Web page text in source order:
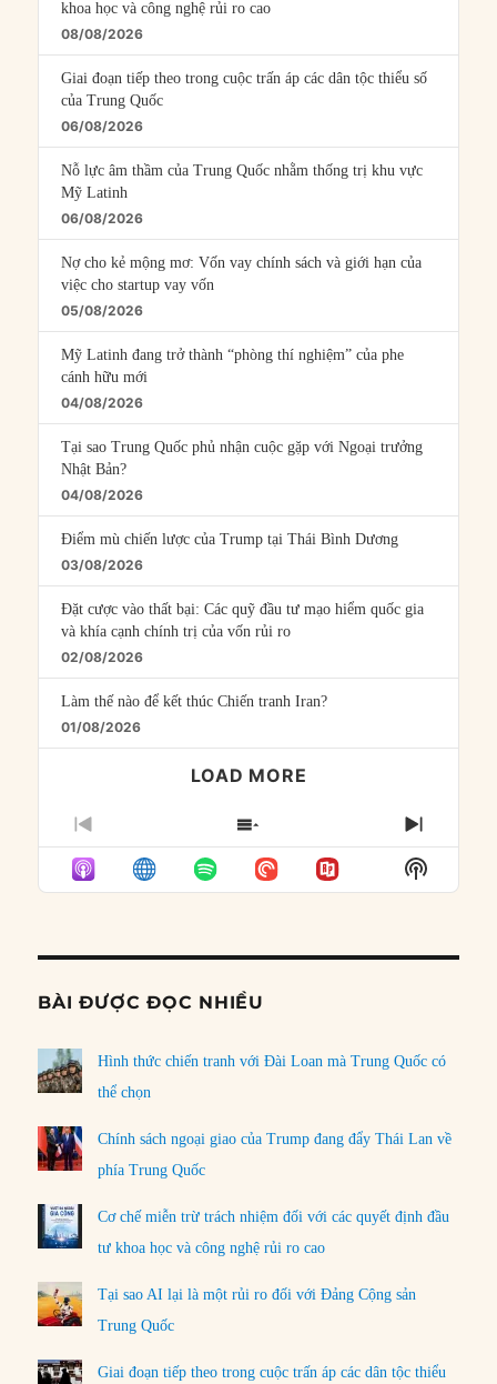
khoa học và công nghệ rủi ro cao
08/08/2026
Giai đoạn tiếp theo trong cuộc trấn áp các dân tộc thiểu số
của Trung Quốc
06/08/2026
Nỗ lực âm thầm của Trung Quốc nhằm thống trị khu vực
Mỹ Latinh
06/08/2026
Nợ cho kẻ mộng mơ: Vốn vay chính sách và giới hạn của
việc cho startup vay vốn
05/08/2026
Mỹ Latinh đang trở thành “phòng thí nghiệm” của phe
cánh hữu mới
04/08/2026
Tại sao Trung Quốc phủ nhận cuộc gặp với Ngoại trưởng
Nhật Bản?
04/08/2026
Điểm mù chiến lược của Trump tại Thái Bình Dương
03/08/2026
Đặt cược vào thất bại: Các quỹ đầu tư mạo hiểm quốc gia
và khía cạnh chính trị của vốn rủi ro
02/08/2026
Làm thế nào để kết thúc Chiến tranh Iran?
01/08/2026
LOAD MORE
PREVIOUS
EPISODE
SHOW
EPISODES
LIST
NEXT
Show
Podcast
BÀI ĐƯỢC ĐỌC NHIỀU
Hình thức chiến tranh với Đài Loan mà Trung Quốc có
thể chọn
Chính sách ngoại giao của Trump đang đẩy Thái Lan về
phía Trung Quốc
Cơ chế miễn trừ trách nhiệm đối với các quyết định đầu
tư khoa học và công nghệ rủi ro cao
Tại sao AI lại là một rủi ro đối với Đảng Cộng sản
Trung Quốc
Giai đoạn tiếp theo trong cuộc trấn áp các dân tộc thiểu